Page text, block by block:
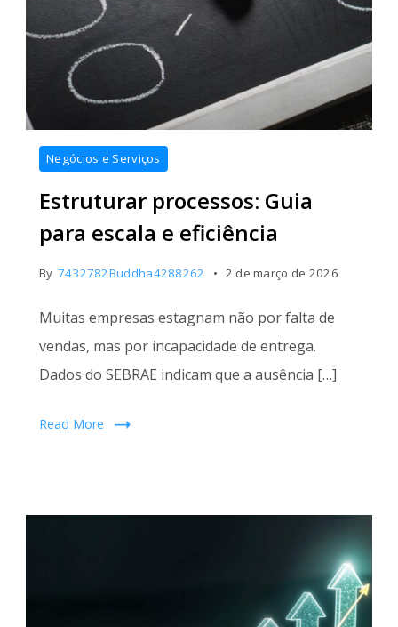
Negócios e Serviços
Estruturar processos: Guia
para escala e eficiência
By 7432782Buddha4288262 2 de março de 2026
Muitas empresas estagnam não por falta de
vendas, mas por incapacidade de entrega.
Dados do SEBRAE indicam que a ausência […]
Read More